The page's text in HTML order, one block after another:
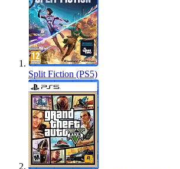
Split Fiction (PS5)